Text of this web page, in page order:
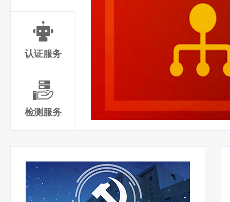
认证服务
检测服务